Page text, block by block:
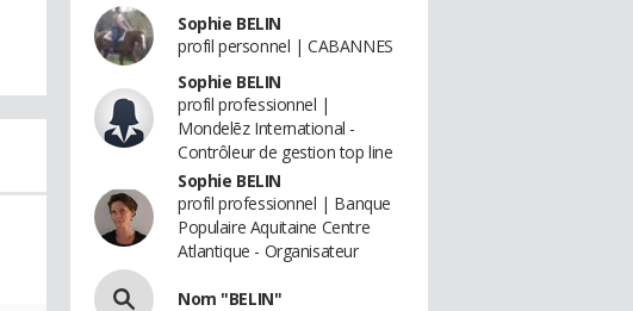
Sophie BELIN
profil personnel | CABANNES
Sophie BELIN
profil professionnel |
Mondelēz International -
Contrôleur de gestion top line
Sophie BELIN
profil professionnel | Banque
Populaire Aquitaine Centre
Atlantique - Organisateur
Nom "BELIN"